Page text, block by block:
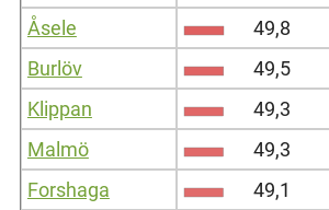
Åsele
49,8
Burlöv
49,5
Klippan
49,3
Malmö
49,3
Forshaga
49,1